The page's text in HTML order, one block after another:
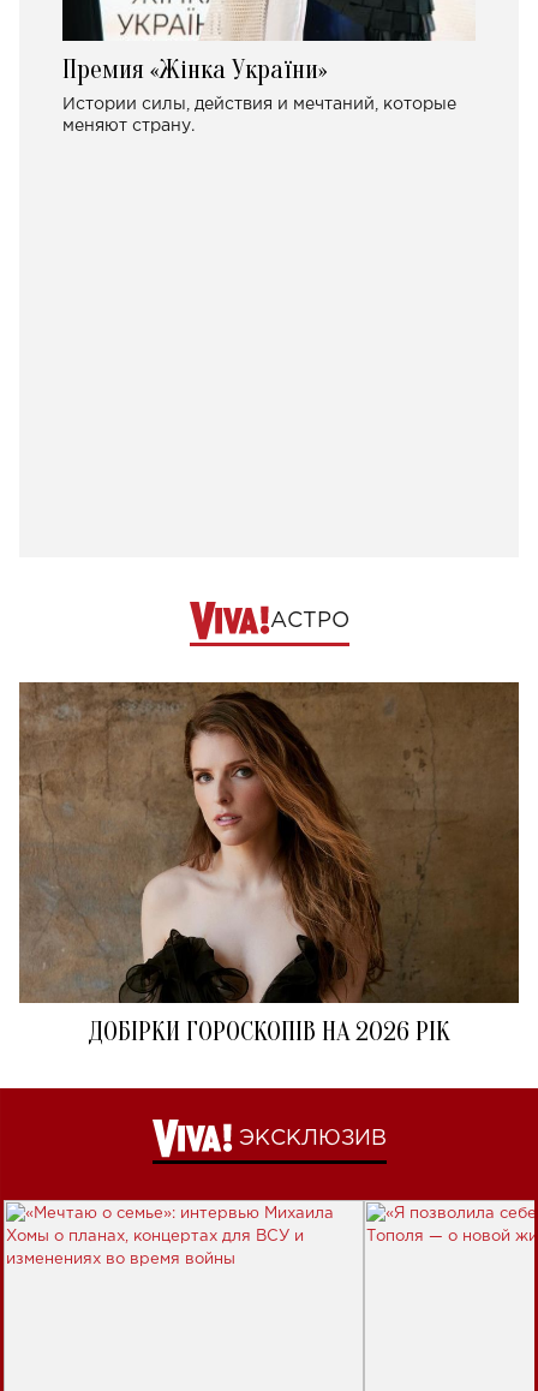
Премия «Жінка України»
Истории силы, действия и мечтаний, которые
меняют страну.
АСТРО
ДОБІРКИ ГОРОСКОПІВ НА 2026 РІК
ЭКСКЛЮЗИВ